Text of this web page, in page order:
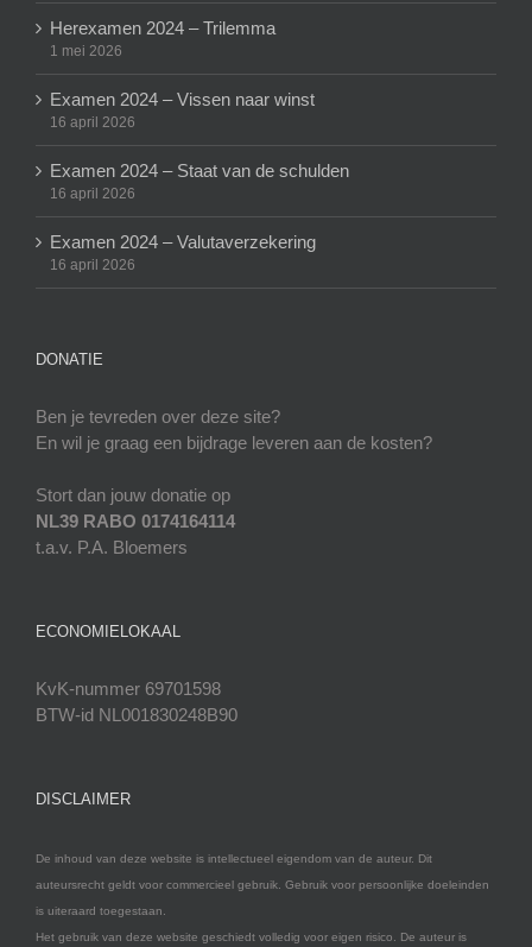
Herexamen 2024 – Trilemma
1 mei 2026
Examen 2024 – Vissen naar winst
16 april 2026
Examen 2024 – Staat van de schulden
16 april 2026
Examen 2024 – Valutaverzekering
16 april 2026
DONATIE
Ben je tevreden over deze site?
En wil je graag een bijdrage leveren aan de kosten?
Stort dan jouw donatie op
NL39 RABO 0174164114
t.a.v. P.A. Bloemers
ECONOMIELOKAAL
KvK-nummer 69701598
BTW-id NL001830248B90
DISCLAIMER
De inhoud van deze website is intellectueel eigendom van de auteur. Dit
auteursrecht geldt voor commercieel gebruik. Gebruik voor persoonlijke doeleinden
is uiteraard toegestaan.
Het gebruik van deze website geschiedt volledig voor eigen risico. De auteur is